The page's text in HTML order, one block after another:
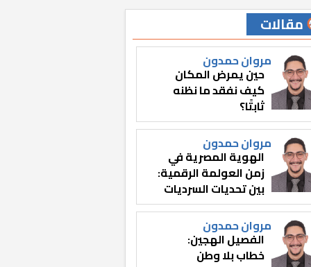
مقالات
مروان حمدون
حين يمرض المكان
كيف نفقد ما نظنه
ثابتًا؟
مروان حمدون
الهوية المصرية في
زمن العولمة الرقمية:
بين تحديات السرديات
وصناعة الوعي
مروان حمدون
الفصيل الهجين:
خطاب بلا وطن